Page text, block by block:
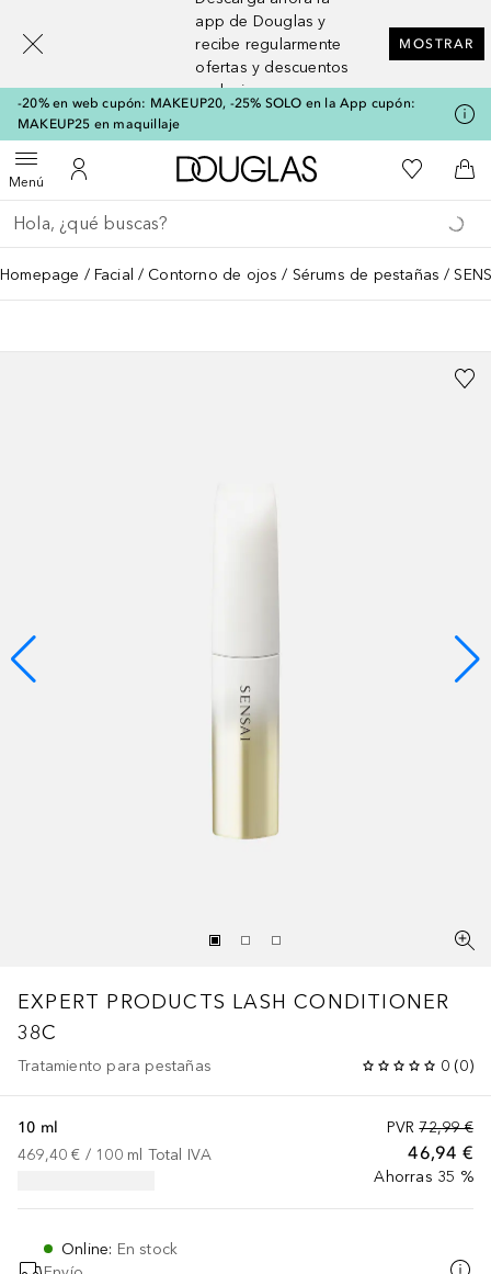
app de Douglas y
recibe regularmente
ofertas y descuentos
exclusivos
MOSTRAR
-20% en web cupón: MAKEUP20, -25% SOLO en la App cupón:
MAKEUP25 en maquillaje
MenúAbrir menúMi cuenta
A Douglas HomeMi lista de
A
Regresar
Ejecutar búsqueda
Homepage Facial Contorno de ojos Sérums de pestañas
EXPERT PRODUCTS LASH CONDITIONER
38C
Tratamiento para pestañas 0 (0)
PVR 72,99 €
46,94 €
Ahorras 35 %
10 ml
469,40 € / 100 ml Total IVA
Online: En stock
[navigation.slideout.screenreader]